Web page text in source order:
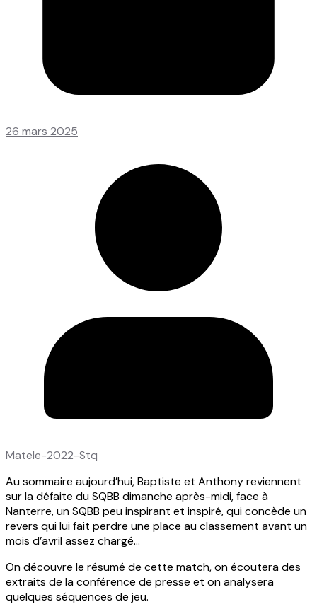
26 mars 2025
Matele-2022-Stq
Au sommaire aujourd’hui, Baptiste et Anthony reviennent
sur la défaite du SQBB dimanche après-midi, face à
Nanterre, un SQBB peu inspirant et inspiré, qui concède un
revers qui lui fait perdre une place au classement avant un
mois d’avril assez chargé…
On découvre le résumé de cette match, on écoutera des
extraits de la conférence de presse et on analysera
quelques séquences de jeu.